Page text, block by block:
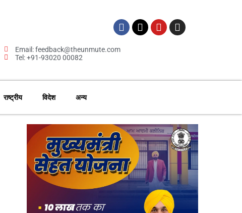
Email: feedback@theunmute.com
Tel: +91-93020 00082
राष्ट्रीय विदेश अन्य